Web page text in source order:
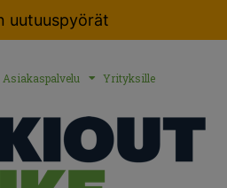
uutuuspyörät
Asiakaspalvelu Yrityksille